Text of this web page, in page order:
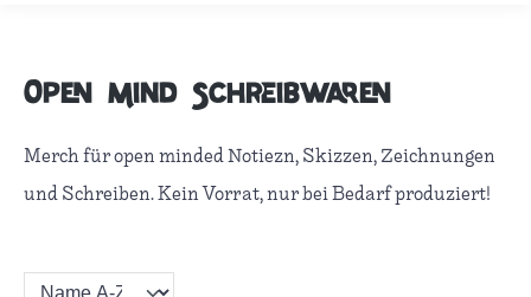
Open Mind Schreibwaren
Merch für open minded Notiezn, Skizzen, Zeichnungen
und Schreiben. Kein Vorrat, nur bei Bedarf produziert!